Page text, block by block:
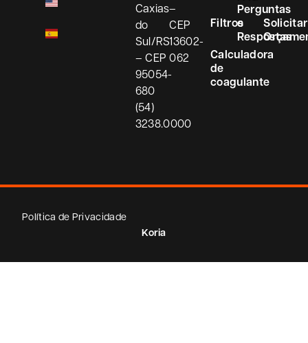
Caxias
do
Sul/RS
– CEP
95054-
680
(54)
3238.0000
–
CEP
13602-
062
Filtros
Calculadora
de
coagulante
Perguntas
e
Respostas
Solicitar
Política de Privacidade
Koria